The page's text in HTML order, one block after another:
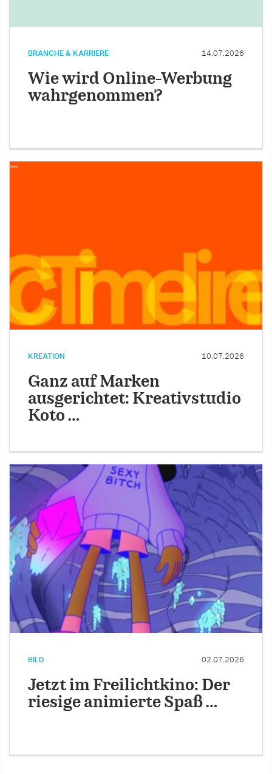
BRANCHE & KARRIERE 14.07.2026
Wie wird Online-Werbung
wahrgenommen?
KREATION 10.07.2026
Ganz auf Marken
ausgerichtet: Kreativstudio
Koto …
BILD 02.07.2026
Jetzt im Freilichtkino: Der
riesige animierte Spaß …